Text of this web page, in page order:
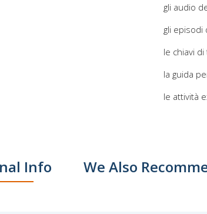
gli audio
gli episodi
le chiavi
la guida
le attività
Info We Also